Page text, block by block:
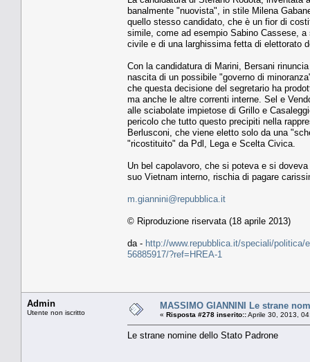
banalmente "nuovista", in stile Milena
quello stesso candidato, che è un fior di
simile, come ad esempio Sabino Cassese,
civile e di una larghissima fetta di elettorato
Con la candidatura di Marini, Bersani
nascita di un possibile "governo di
che questa decisione del segretario ha
ma anche le altre correnti interne. Sel e
alle sciabolate impietose di Grillo e
pericolo che tutto questo precipiti nella
Berlusconi, che viene eletto solo da una
"ricostituito" da Pdl, Lega e Scelta Civica.
Un bel capolavoro, che si poteva e si
suo Vietnam interno, rischia di pagare
m.giannini@repubblica.it
© Riproduzione riservata (18 aprile 2013)
da - http://www.repubblica.it/speciali/politica/
56885917/?ref=HREA-1
Admin
Utente non iscritto
MASSIMO GIANNINI Le strane
« Risposta #278 inserito::Aprile 30, 2013,
Le strane nomine dello Stato Padrone